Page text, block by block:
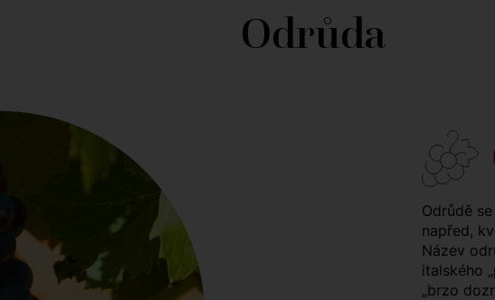
Odrůda
Odrůdě
napřed,
Název
italského
„brzo